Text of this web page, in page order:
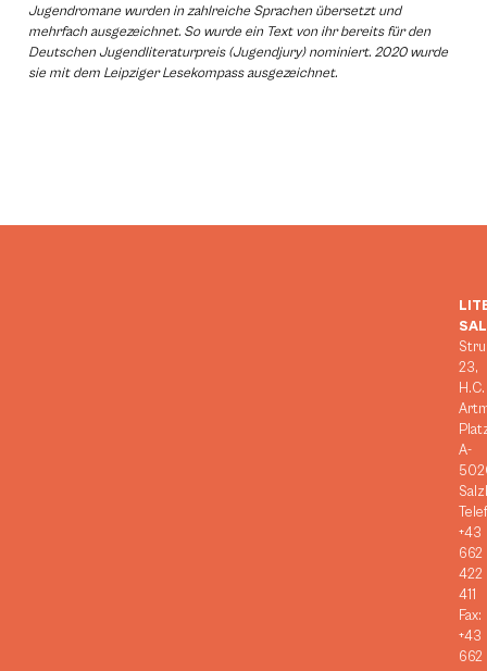
Jugendromane wurden in zahlreiche Sprachen übersetzt und
mehrfach ausgezeichnet. So wurde ein Text von ihr bereits für den
Deutschen Jugendliteraturpreis (Jugendjury) nominiert. 2020 wurde
sie mit dem Leipziger Lesekompass ausgezeichnet.
23,
H.C.
A-
+43
662
422
411
Fax:
+43
662